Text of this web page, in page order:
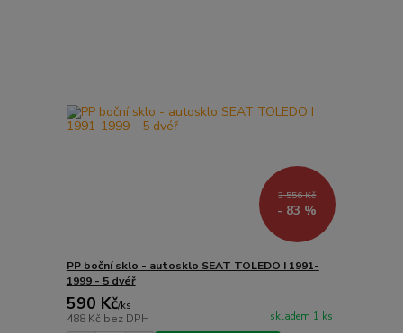
3 556 Kč
- 83 %
PP boční sklo - autosklo SEAT TOLEDO I 1991-
1999 - 5 dvéř
590 Kč/ks
488 Kč bez DPH skladem 1 ks